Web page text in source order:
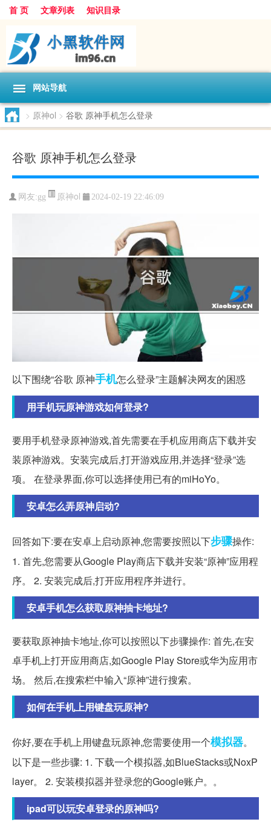
首 页 文章列表 知识目录
网站导航
> 原神ol > 谷歌 原神手机怎么登录
谷歌 原神手机怎么登录
网友:gg 原神ol 2024-02-19 22:46:09
以下围绕“谷歌 原神手机怎么登录”主题解决网友的困惑
用手机玩原神游戏如何登录?
要用手机登录原神游戏,首先需要在手机应用商店下载并安
装原神游戏。安装完成后,打开游戏应用,并选择“登录”选
项。 在登录界面,你可以选择使用已有的miHoYo。
安卓怎么弄原神启动?
回答如下:要在安卓上启动原神,您需要按照以下步骤操作:
1. 首先,您需要从Google Play商店下载并安装“原神”应用程
序。 2. 安装完成后,打开应用程序并进行。
安卓手机怎么获取原神抽卡地址?
要获取原神抽卡地址,你可以按照以下步骤操作: 首先,在安
卓手机上打开应用商店,如Google Play Store或华为应用市
场。 然后,在搜索栏中输入“原神”进行搜索。
如何在手机上用键盘玩原神?
你好,要在手机上用键盘玩原神,您需要使用一个模拟器。
以下是一些步骤: 1. 下载一个模拟器,如BlueStacks或NoxP
layer。 2. 安装模拟器并登录您的Google账户。。
ipad可以玩安卓登录的原神吗?